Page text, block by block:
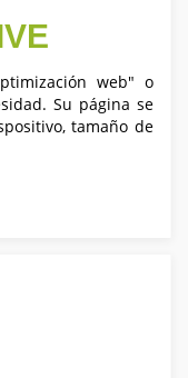
web" o
Su página se
tamaño de